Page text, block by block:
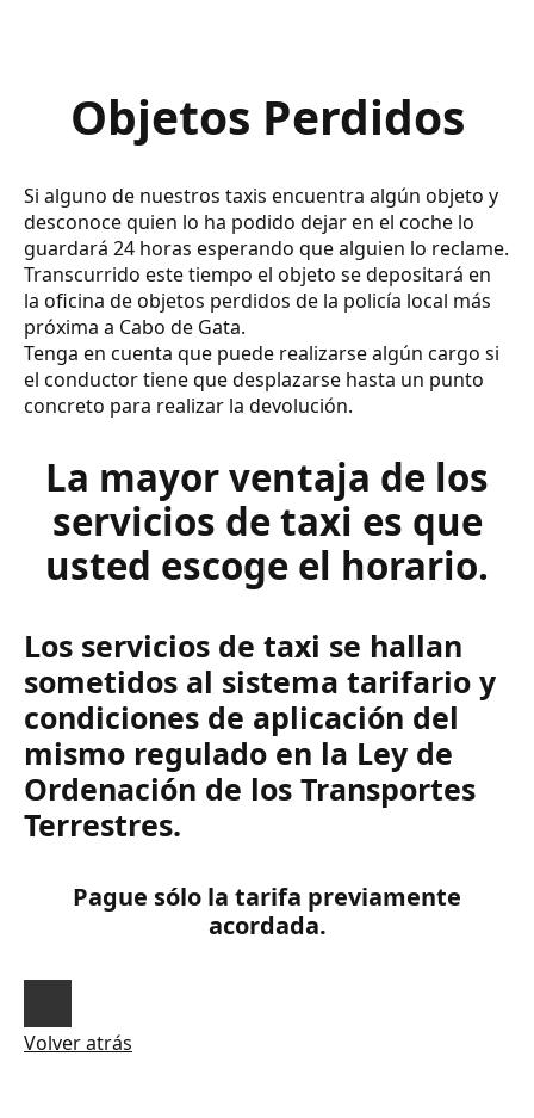
Objetos Perdidos
Si alguno de nuestros taxis encuentra algún objeto y
desconoce quien lo ha podido dejar en el coche lo
guardará 24 horas esperando que alguien lo reclame.
Transcurrido este tiempo el objeto se depositará en
la oficina de objetos perdidos de la policía local más
próxima a Cabo de Gata.
Tenga en cuenta que puede realizarse algún cargo si
el conductor tiene que desplazarse hasta un punto
concreto para realizar la devolución.
La mayor ventaja de los
servicios de taxi es que
usted escoge el horario.
Los servicios de taxi se hallan
sometidos al sistema tarifario y
condiciones de aplicación del
mismo regulado en la Ley de
Ordenación de los Transportes
Terrestres.
Pague sólo la tarifa previamente
acordada.
Volver atrás